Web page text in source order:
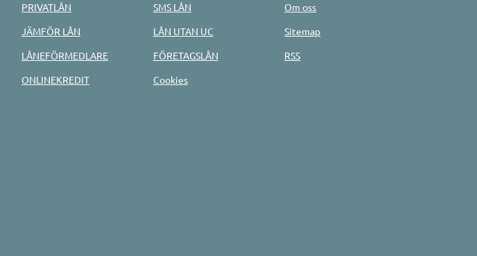
PRIVATLÅN
JÄMFÖR LÅN
LÅNEFÖRMEDLARE
ONLINEKREDIT
SMS LÅN
LÅN UTAN UC
FÖRETAGSLÅN
Cookies
Om oss
Sitemap
RSS